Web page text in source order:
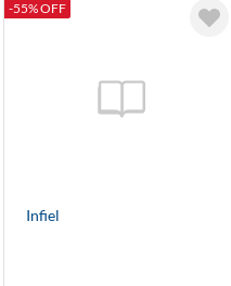
-55% OFF
Infiel